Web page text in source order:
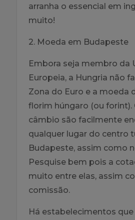
arranha o essencial em
muito!
2. Moeda em Budapeste
Embora seja membro da
Europeia, a Hungria não
Zona do Euro e a moeda
florim húngaro (ou forint).
câmbio são facilmente
qualquer lugar do centro
Budapeste, assim como
Pesquise bem pois a
muito entre elas, assim
comissão.
Há estabelecimentos